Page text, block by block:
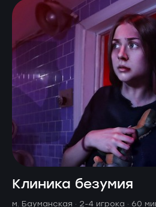
Клиника безумия
м. Бауманская · 2-4 игрока · 60